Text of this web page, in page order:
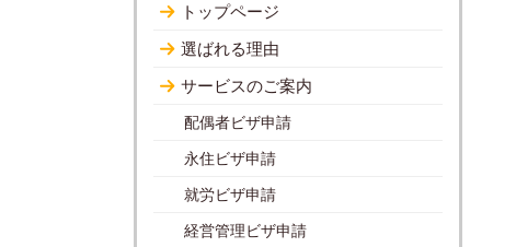
トップページ
選ばれる理由
サービスのご案内
配偶者ビザ申請
永住ビザ申請
就労ビザ申請
経営管理ビザ申請